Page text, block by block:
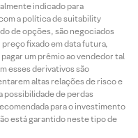
indicado para
a política de suitability
de opções, são negociados
fixado em data futura,
um prêmio ao vendedor tal
esses derivativos são
altas relações de risco e
possibilidade de perdas
para o investimento
está garantido neste tipo de